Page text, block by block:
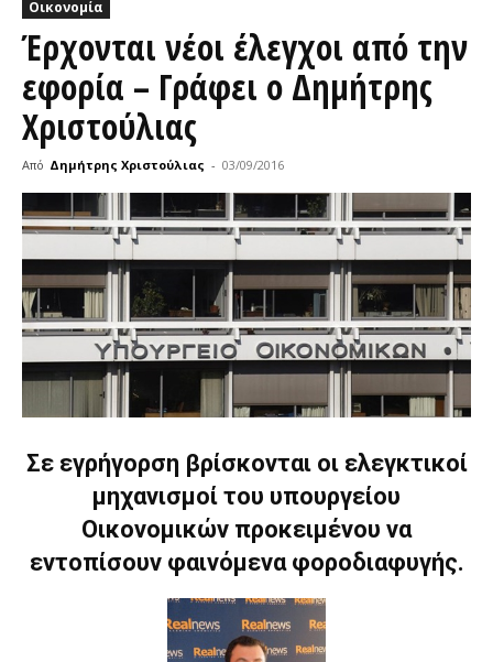
Οικονομία
Έρχονται νέοι έλεγχοι από την
εφορία – Γράφει ο Δημήτρης
Χριστούλιας
Από Δημήτρης Χριστούλιας - 03/09/2016
Σε εγρήγορση βρίσκονται οι ελεγκτικοί
μηχανισμοί του υπουργείου
Οικονομικών προκειμένου να
εντοπίσουν φαινόμενα φοροδιαφυγής.